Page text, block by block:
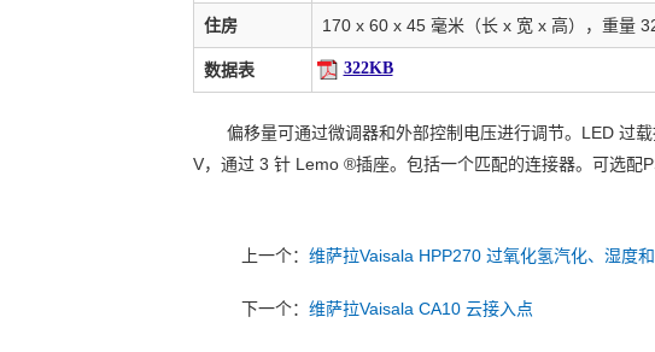
住房 170 x 60 x 45 毫米（长 x 宽 x 高），重量
数据表 322KB
偏移量可通过微调器和外部控制电压进行调节。LED 过
V，通过 3 针 Lemo ®插座。包括一个匹配的连接器。可选配
上一个： 维萨拉Vaisala HPP270 过氧化氢汽化、湿度
下一个： 维萨拉Vaisala CA10 云接入点